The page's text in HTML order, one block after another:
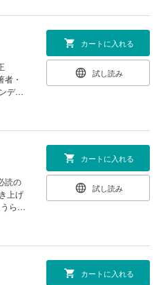
。 ●
キ
・
王国
な
事
こ
カートに入れる
試し読み
読の
らら
想力
ラ
違
戦
カートに入れる
試し読み
カートに入れる